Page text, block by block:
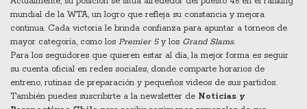
mundial de la WTA, un logro que refleja su constancia y mejora
continua. Cada victoria le brinda confianza para apuntar a torneos de
mayor categoría, como los Premier 5y los Grand Slams.
Para los seguidores que quieren estar al día, la mejor forma es seguir
su cuenta oficial en redes sociales, donde comparte horarios de
entreno, rutinas de preparación y pequeños videos de sus partidos.
También puedes suscribirte a la newsletter de Noticias y